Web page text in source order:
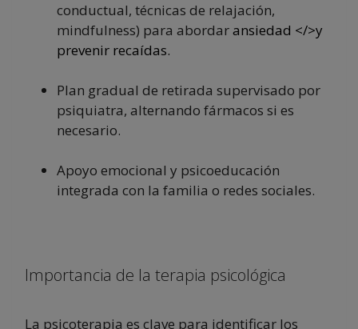
conductual, técnicas de relajación,
mindfulness) para abordaransiedad </>y
prevenir recaídas.
Plan gradual de retirada supervisado por
psiquiatra, alternando fármacos si es
necesario.
Apoyo emocional y psicoeducación
integrada con la familia o redes sociales.
Importancia de la terapia psicológica
La psicoterapia es clave para identificar los